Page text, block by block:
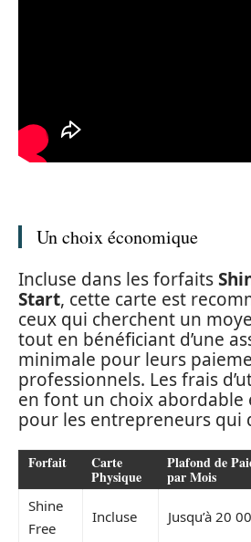
Un choix économique
Incluse dans les forfaits
Start, cette carte est
ceux qui cherchent un
tout en bénéficiant d’une
minimale pour leurs
professionnels. Les frais
en font un choix
pour les entrepreneurs qui
Forfait Carte
Physique
Plafond de
par Mois
Shine
Free
Incluse Jusqu’à 20